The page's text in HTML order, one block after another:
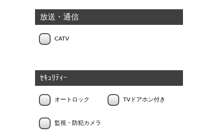
放送・通信
CATV
ｾｷｭﾘﾃｨｰ
オートロック TVドアホン付き
監視・防犯カメラ